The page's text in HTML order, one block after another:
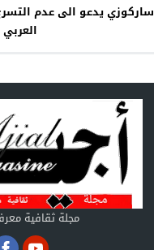
ساركوزي يدعو الى عدم
العربي
مجلة ثقافية